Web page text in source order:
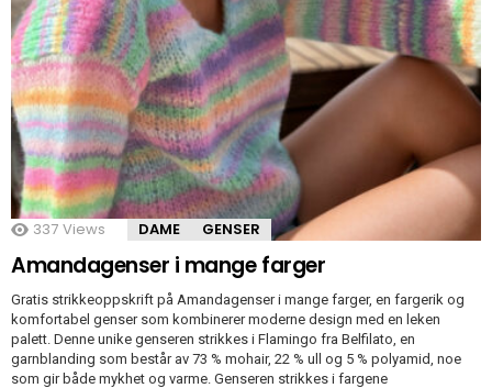
337 Views DAME GENSER
Amandagenser i mange farger
Gratis strikkeoppskrift på Amandagenser i mange farger, en fargerik og
komfortabel genser som kombinerer moderne design med en leken
palett. Denne unike genseren strikkes i Flamingo fra Belfilato, en
garnblanding som består av 73 % mohair, 22 % ull og 5 % polyamid, noe
som gir både mykhet og varme. Genseren strikkes i fargene